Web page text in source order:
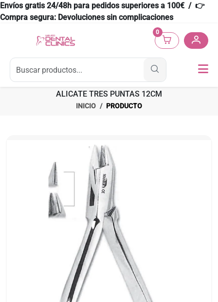
Envíos gratis 24/48h para pedidos superiores a 100€ / 👉
Compra segura: Devoluciones sin complicaciones
0
ALICATE TRES PUNTAS 12CM
INICIO PRODUCTO